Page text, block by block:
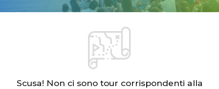
Scusa! Non ci sono tour corrispondenti alla